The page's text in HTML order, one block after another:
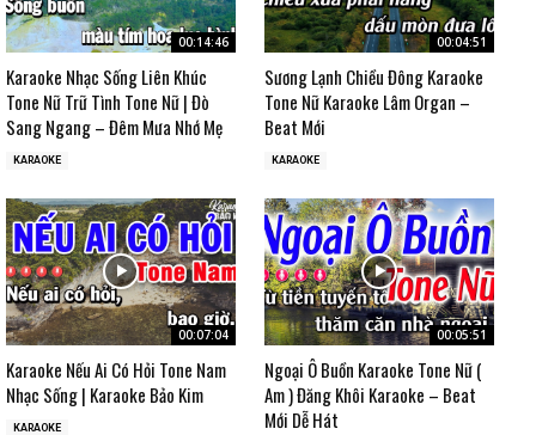
00:14:46
Karaoke Nhạc Sống Liên Khúc
Tone Nữ Trữ Tình Tone Nữ | Đò
Sang Ngang – Đêm Mưa Nhớ Mẹ
KARAOKE
00:04:51
Sương Lạnh Chiều Đông Karaoke
Tone Nữ Karaoke Lâm Organ –
Beat Mới
KARAOKE
00:07:04
Karaoke Nếu Ai Có Hỏi Tone Nam
Nhạc Sống | Karaoke Bảo Kim
KARAOKE
00:05:51
Ngoại Ô Buồn Karaoke Tone Nữ (
Am ) Đăng Khôi Karaoke – Beat
Mới Dễ Hát